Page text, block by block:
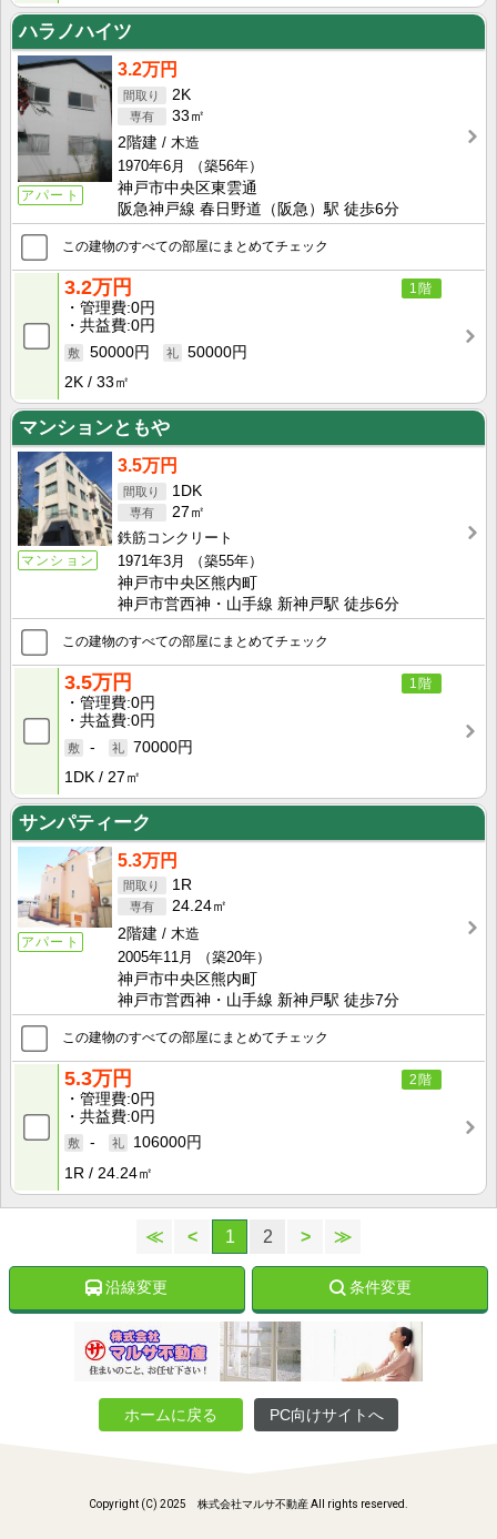
ハラノハイツ
アパート
3.2万円
2K
33㎡
2階建
木造
1970年6月
（築56年）
神戸市中央区東雲通
阪急神戸線 春日野道（阪急）駅 徒歩6分
この建物のすべての部屋にまとめてチェック
1階
3.2万円
管理費 0円
共益費 0円
50000円
50000円
2K
33㎡
マンションともや
マンション
3.5万円
1DK
27㎡
鉄筋コンクリート
1971年3月
（築55年）
神戸市中央区熊内町
神戸市営西神・山手線 新神戸駅 徒歩6分
この建物のすべての部屋にまとめてチェック
1階
3.5万円
管理費 0円
共益費 0円
-
70000円
1DK
27㎡
サンパティーク
アパート
5.3万円
1R
24.24㎡
2階建
木造
2005年11月
（築20年）
神戸市中央区熊内町
神戸市営西神・山手線 新神戸駅 徒歩7分
この建物のすべての部屋にまとめてチェック
2階
5.3万円
管理費 0円
共益費 0円
-
106000円
1R
24.24㎡
≪ < 1 2 > ≫
沿線変更 条件変更
ホームに戻る PC向けサイトへ
Copyright (C) 2025 株式会社マルサ不動産 All rights reserved.